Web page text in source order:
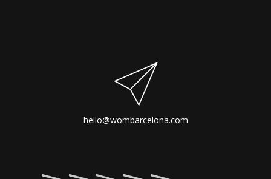
hello@wombarcelona.com